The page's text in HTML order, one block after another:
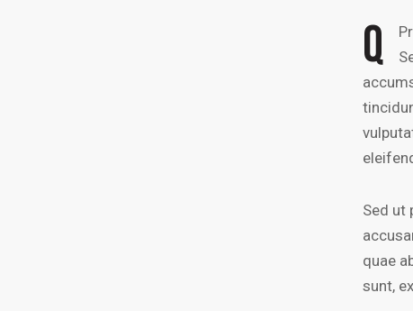
Q
Sed ut
quae
sunt,